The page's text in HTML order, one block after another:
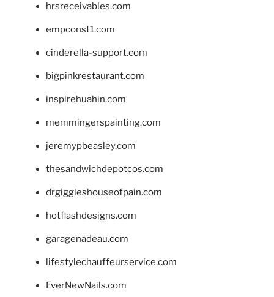
hrsreceivables.com
empconst1.com
cinderella-support.com
bigpinkrestaurant.com
inspirehuahin.com
memmingerspainting.com
jeremypbeasley.com
thesandwichdepotcos.com
drgiggleshouseofpain.com
hotflashdesigns.com
garagenadeau.com
lifestylechauffeurservice.com
EverNewNails.com